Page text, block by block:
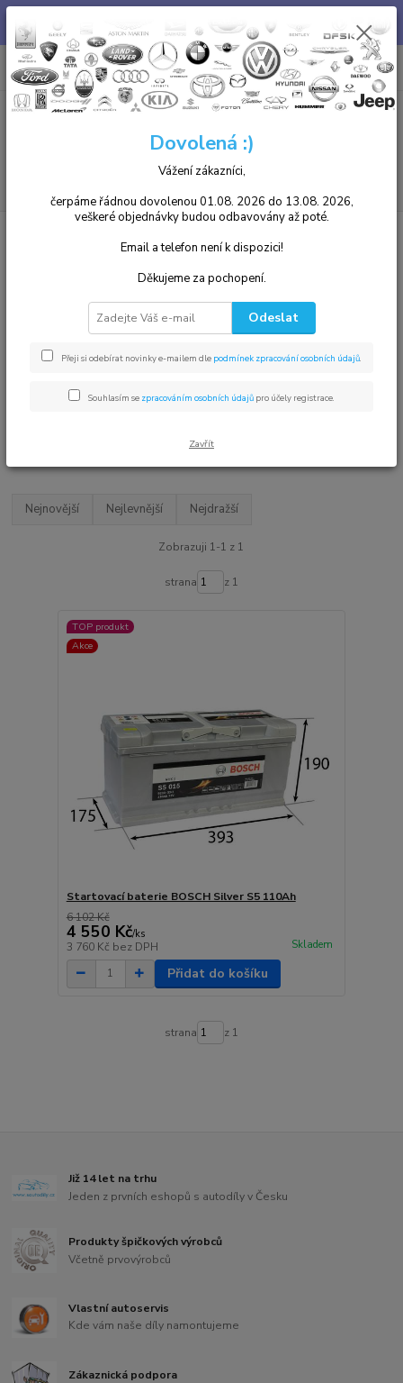
autoservisu jsme Vám k dispozici. Tel. 739 255 412 :)
CZK
+420 739255412
8.00 - 17.00
0ks
za0,00 Kč
kapacita 100 Ah a více
Nejprodávanější
Napětí 12V, 920A, 110Ah
Nejnovější Nejlevnější Nejdražší
Zobrazuji 1-1 z 1
strana z 1
TOP produkt
Akce
Startovací baterie BOSCH Silver S5 110Ah
6 102 Kč
4 550 Kč/ks
3 760 Kč bez DPH Skladem
Přidat do košíku
strana z 1
Již 14 let na trhu
Jeden z prvních eshopů s autodíly v Česku
Produkty špičkových výrobců
Včetně prvovýrobců
Vlastní autoservis
Kde vám naše díly namontujeme
Zákaznická podpora
Dovolená :)
Vážení zákazníci,
čerpáme řádnou dovolenou 01.08. 2026 do 13.08. 2026,
veškeré objednávky budou odbavovány až poté.
Email a telefon není k dispozici!
Děkujeme za pochopení.
Odeslat
Přeji si odebírat novinky e-mailem dle podmínek zpracování osobních údajů.
Souhlasím se zpracováním osobních údajů pro účely registrace.
Zavřít